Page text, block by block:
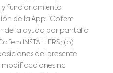
y funcionamiento
de la App “Cofem
de la ayuda por pantalla
INSTALLERS; (b)
del presente
modificaciones no